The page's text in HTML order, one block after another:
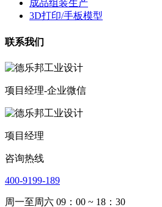
成品组装生产
3D打印/手板模型
联系我们
项目经理-企业微信
项目经理
咨询热线
400-9199-189
周一至周六 09：00 ~ 18：30